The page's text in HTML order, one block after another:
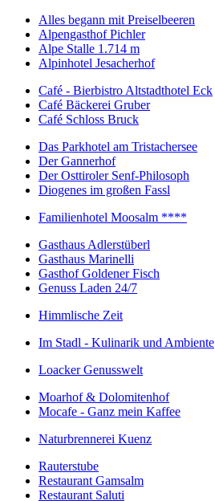
Alles begann mit Preiselbeeren
Alpengasthof Pichler
Alpe Stalle 1.714 m
Alpinhotel Jesacherhof
Café - Bierbistro Altstadthotel Eck
Café Bäckerei Gruber
Café Schloss Bruck
Das Parkhotel am Tristachersee
Der Gannerhof
Der Osttiroler Senf-Philosoph
Diogenes im großen Fassl
Familienhotel Moosalm ****
Gasthaus Adlerstüberl
Gasthaus Marinelli
Gasthof Goldener Fisch
Genuss Laden 24/7
Himmlische Zeit
Im Stadl - Kulinarik und Ambiente
Loacker Genusswelt
Moarhof & Dolomitenhof
Mocafe - Ganz mein Kaffee
Naturbrennerei Kuenz
Rauterstube
Restaurant Gamsalm
Restaurant Saluti